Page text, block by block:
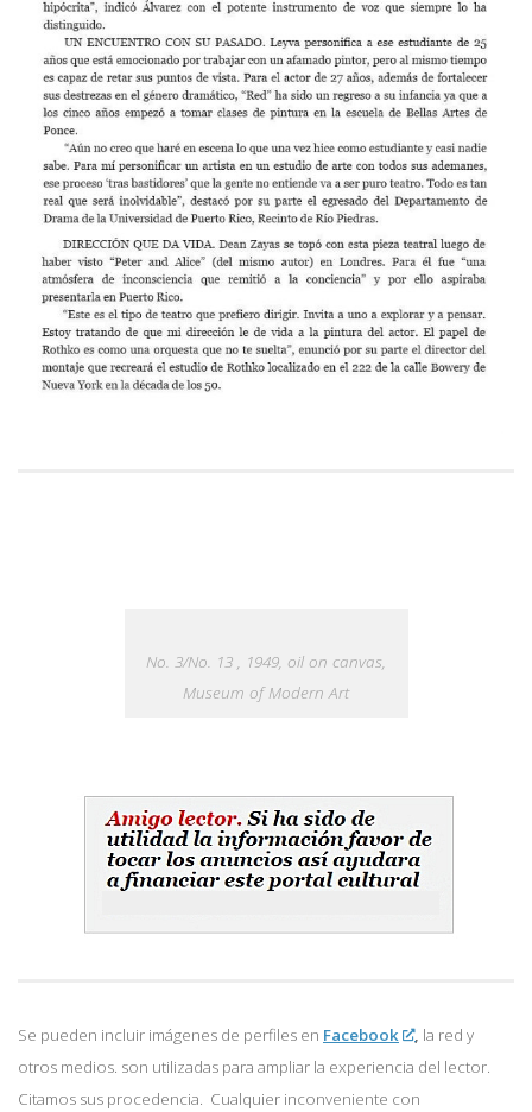
No. 3/No. 13 , 1949, oil on canvas,
Museum of Modern Art
Se pueden incluir imágenes de perfiles en Facebook , la red y
otros medios. son utilizadas para ampliar la experiencia del lector.
Citamos sus procedencia. Cualquier inconveniente con